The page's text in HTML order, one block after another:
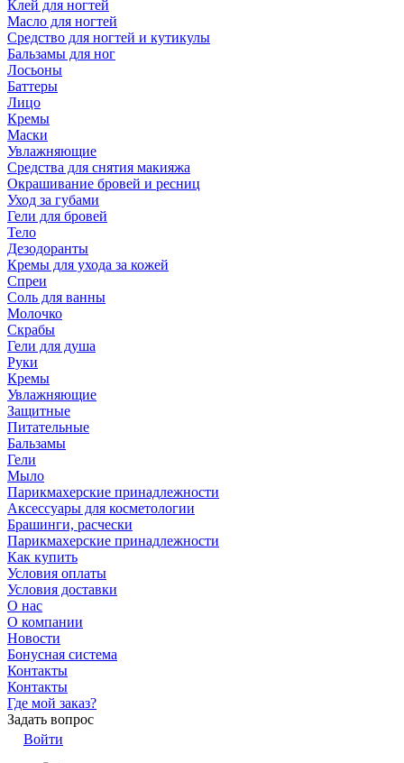
Клей для ногтей
Масло для ногтей
Средство для ногтей и кутикулы
Бальзамы для ног
Лосьоны
Баттеры
Лицо
Кремы
Маски
Увлажняющие
Средства для снятия макияжа
Окрашивание бровей и ресниц
Уход за губами
Гели для бровей
Тело
Дезодоранты
Кремы для ухода за кожей
Спреи
Соль для ванны
Молочко
Скрабы
Гели для душа
Руки
Кремы
Увлажняющие
Защитные
Питательные
Бальзамы
Гели
Мыло
Парикмахерские принадлежности
Аксессуары для косметологии
Брашинги, расчески
Парикмахерские принадлежности
Как купить
Условия оплаты
Условия доставки
О нас
О компании
Новости
Бонусная система
Контакты
Контакты
Где мой заказ?
Задать вопрос
Войти